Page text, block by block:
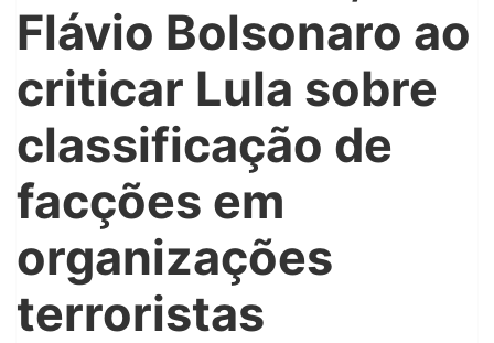
Flávio Bolsonaro ao
criticar Lula sobre
classificação de
facções em
organizações
terroristas